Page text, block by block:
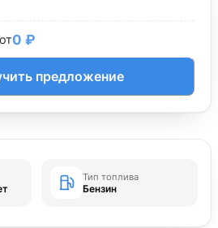
0 ₽
предложение
Тип топлива
Бензин